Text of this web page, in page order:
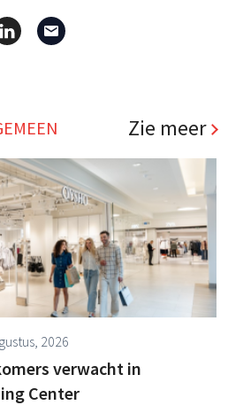
Zie meer
2026
verwacht in
Center